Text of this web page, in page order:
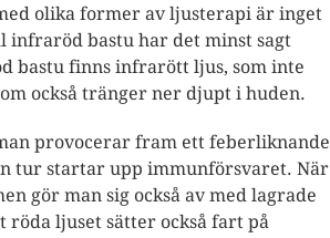
olika former av ljusterapi är inget
bastu har det minst sagt
bastu finns infrarött ljus, som inte
också tränger ner djupt i huden.
provocerar fram ett feberliknande
tur startar upp immunförsvaret. När
gör man sig också av med lagrade
röda ljuset sätter också fart på